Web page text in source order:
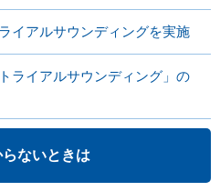
イアルサウンディングを実施
ライアルサウンディング」の
らないときは